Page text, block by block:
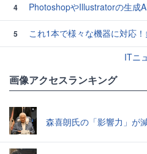
4 PhotoshopやIllustratorの生成AI「Firefly」がクレジット制
5
これ1本で様々な機器に対応！多機能USB充電ケーブル
ITニ
画像アクセスランキング
森喜朗氏の「影響力」が